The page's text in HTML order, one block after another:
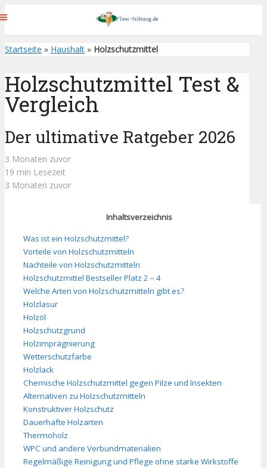
Startseite » Haushalt » Holzschutzmittel
Holzschutzmittel Test &
Vergleich
Der ultimative Ratgeber 2026
3 Monaten zuvor
19 min Lesezeit
3 Monaten zuvor
Inhaltsverzeichnis
Was ist ein Holzschutzmittel?
Vorteile von Holzschutzmitteln
Nachteile von Holzschutzmitteln
Holzschutzmittel Bestseller Platz 2 – 4
Welche Arten von Holzschutzmitteln gibt es?
Holzlasur
Holzöl
Holzschutzgrund
Holzimprägnierung
Wetterschutzfarbe
Holzlack
Chemische Holzschutzmittel gegen Pilze und Insekten
Alternativen zu Holzschutzmitteln
Konstruktiver Holzschutz
Dauerhafte Holzarten
Thermoholz
WPC und andere Verbundmaterialien
Regelmäßige Reinigung und Pflege ohne starke Wirkstoffe